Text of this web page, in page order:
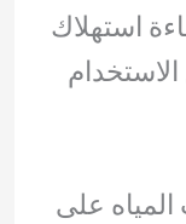
استهلاك
الاستخدام
المياه على